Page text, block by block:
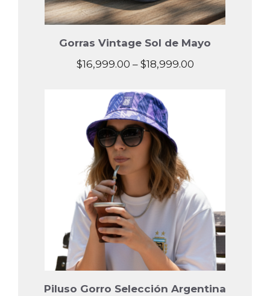
Gorras Vintage Sol de Mayo
$16,999.00 – $18,999.00Price
Piluso Gorro Selección Argentina